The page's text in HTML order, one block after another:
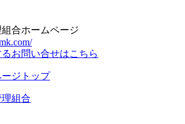
合ホームページ
お問い合せはこちら